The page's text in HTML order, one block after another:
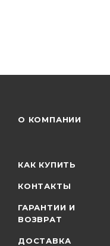
О КОМПАНИИ
КАК КУПИТЬ
КОНТАКТЫ
ГАРАНТИИ И
ВОЗВРАТ
ДОСТАВКА